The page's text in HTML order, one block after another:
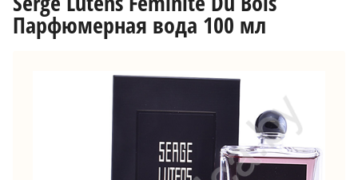
Парфюмерная вода 100 мл